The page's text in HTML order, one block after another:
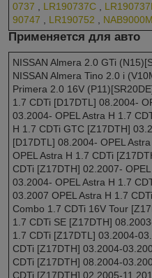
0737 , LR190737C ,
90747 , LR190752 , NAB9000M
Применяется для авто
NISSAN Almera 2.0 GTi
NISSAN Almera Tino 2.0 i
Primera 2.0 16V
1.7 CDTi [D17DTL] 08.2004-
03.2004- OPEL Astra H 1.7
H 1.7 CDTi GTC [Z17DTH]
[D17DTL] 08.2004- OPEL
OPEL Astra H 1.7 CDTi
CDTi [Z17DTH] 02.2007-
03.2004- OPEL Astra H 1.7
03.2007 OPEL Astra H 1.7
Combo 1.7 CDTi 16V Tour
1.7 CDTi SE [Z17DTH]
1.7 CDTi [Z17DTL] 03.2004-
CDTi [Z17DTH] 03.2004-
CDTi [Z17DTH] 08.2004-
CDTi [Z17DTH] 02.2005-